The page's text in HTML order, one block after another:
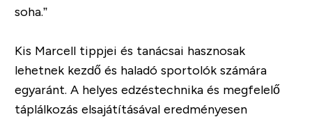
soha.”
Kis Marcell tippjei és tanácsai hasznosak
lehetnek kezdő és haladó sportolók számára
egyaránt. A helyes edzéstechnika és megfelelő
táplálkozás elsajátításával eredményesen